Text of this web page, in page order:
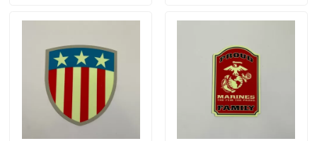
Photoluminescent знак выхода безопасности
Photoluminescent знаки огня